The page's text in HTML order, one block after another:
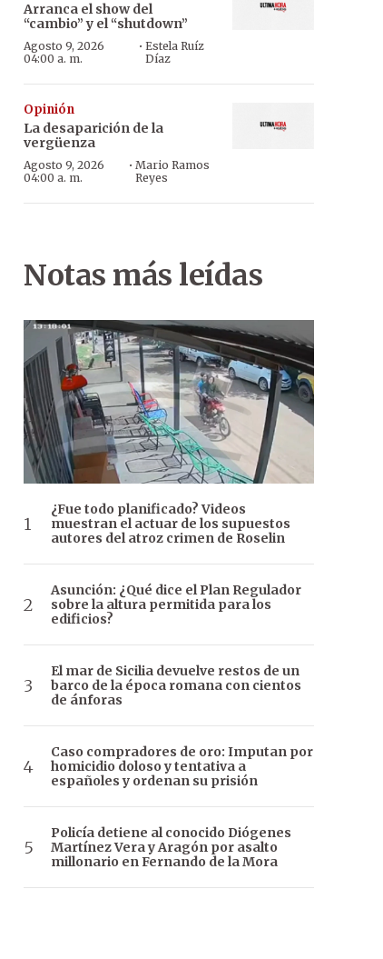
Arranca el show del
“cambio” y el “shutdown”
Agosto 9, 2026
04:00 a. m.
·Estela Ruíz
Díaz
Opinión
La desaparición de la
vergüenza
Agosto 9, 2026
04:00 a. m.
· Mario Ramos
Reyes
Notas más leídas
¿Fue todo planificado? Videos
muestran el actuar de los supuestos
autores del atroz crimen de Roselin
Asunción: ¿Qué dice el Plan Regulador
sobre la altura permitida para los
edificios?
El mar de Sicilia devuelve restos de un
barco de la época romana con cientos
de ánforas
Caso compradores de oro: Imputan por
homicidio doloso y tentativa a
españoles y ordenan su prisión
Policía detiene al conocido Diógenes
Martínez Vera y Aragón por asalto
millonario en Fernando de la Mora